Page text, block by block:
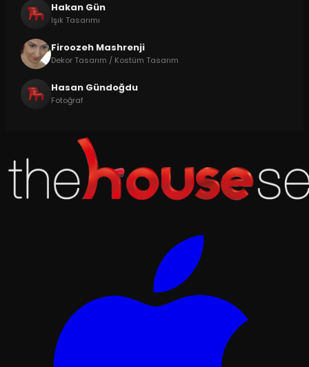
Hakan Gün
Işık Tasarımı
Firoozeh Mashrenji
Dekor Tasarım / Kostüm Tasarım
Hasan Gündoğdu
Fotoğraf